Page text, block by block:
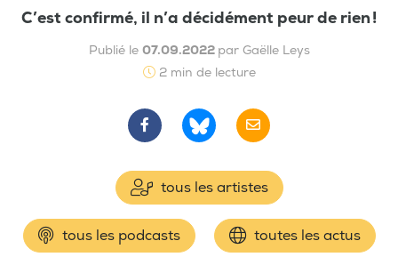
C’est confirmé, il n’a décidément peur de rien !
Publié le 07.09.2022 par Gaëlle Leys
2 min de lecture
tous les artistes
tous les podcasts toutes les actus